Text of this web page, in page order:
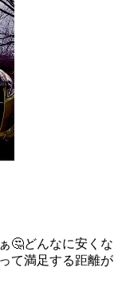
🤔どんなに安くな
て満足する距離が